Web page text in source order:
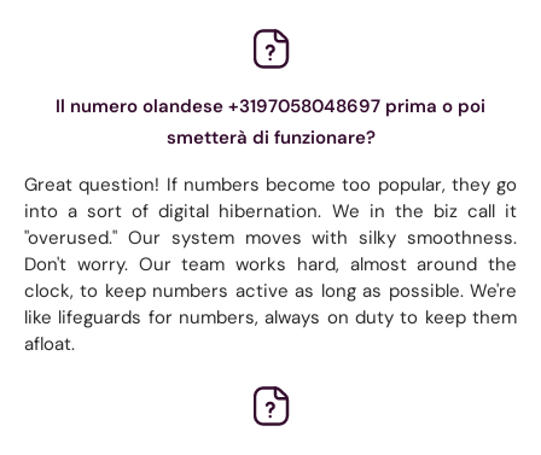
Il numero olandese +3197058048697 prima o poi
smetterà di funzionare?
Great question! If numbers become too popular, they go
into a sort of digital hibernation. We in the biz call it
"overused." Our system moves with silky smoothness.
Don't worry. Our team works hard, almost around the
clock, to keep numbers active as long as possible. We're
like lifeguards for numbers, always on duty to keep them
afloat.